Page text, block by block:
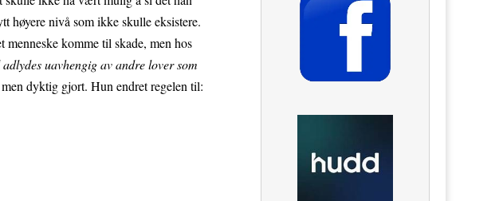
høyere nivå som ikke skulle eksistere.
menneske komme til skade, men hos
adlydes uavhengig av andre lover som
dyktig gjort. Hun endret regelen til: